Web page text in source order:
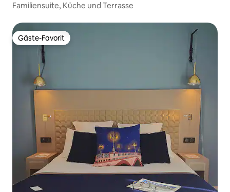
Familiensuite, Küche und Terrasse
Gäste-Favorit
Gäste-Favorit